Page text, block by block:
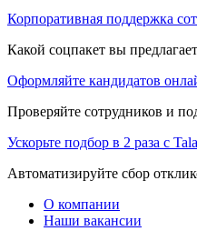
Корпоративная поддержка
Какой соцпакет вы
Оформляйте кандидатов
Проверяйте сотрудников и
Ускорьте подбор в 2 раза с
Автоматизируйте сбор
О компании
Наши вакансии